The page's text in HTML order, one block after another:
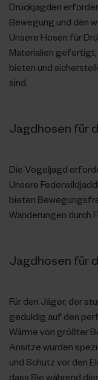
Drückjagden
Bewegung und den
Unsere Hosen für
Materialien
bieten und
sind.
Jagdhosen für
Die Vogeljagd
Unsere
bieten
Wanderungen durch
Jagdhosen für
Für den Jäger, der
geduldig auf den
Wärme von größter
Ansitze wurden
und Schutz vor den
dass Sie während